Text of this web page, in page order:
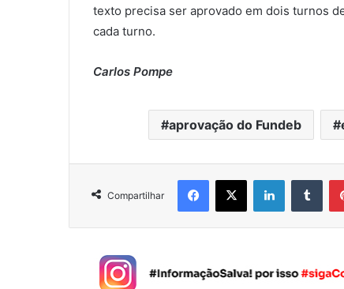
texto precisa ser aprovado em dois turnos
cada turno.
Carlos Pompe
aprovação do Fundeb
Compartilhar